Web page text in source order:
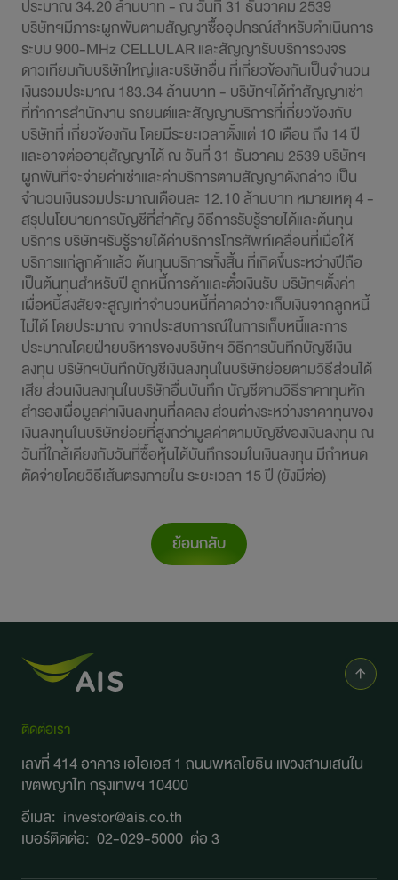
ย้อนกลับ
ติดต่อเรา
เลขที่ 414 อาคาร เอไอเอส 1 ถนนพหลโยธิน แขวงสามเสนใน
เขตพญาไท กรุงเทพฯ 10400
อีเมล: investor@ais.co.th
เบอร์ติดต่อ: 02-029-5000 ต่อ 3